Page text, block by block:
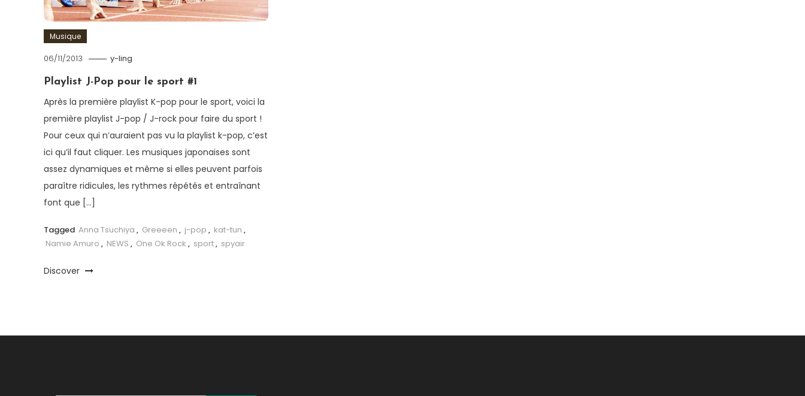
Musique
06/11/2013 y-ling
Playlist J-Pop pour le sport #1
Après la première playlist K-pop pour le sport, voici la
première playlist J-pop / J-rock pour faire du sport !
Pour ceux qui n’auraient pas vu la playlist k-pop, c’est
ici qu’il faut cliquer. Les musiques japonaises sont
assez dynamiques et même si elles peuvent parfois
paraître ridicules, les rythmes répétés et entraînant
font que […]
Tagged Anna Tsuchiya , Greeeen , j-pop , kat-tun ,
Namie Amuro , NEWS , One Ok Rock , sport, spyair
Discover